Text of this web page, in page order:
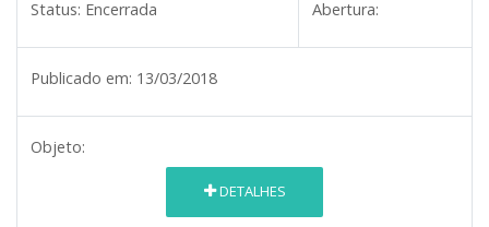
Status: Encerrada Abertura:
Publicado em: 13/03/2018
Objeto:
DETALHES